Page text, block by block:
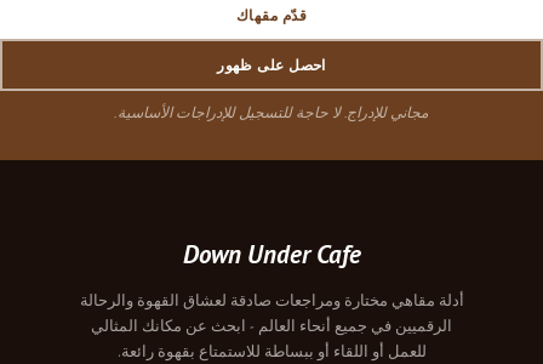
قدّم مقهاك
احصل على ظهور
مجاني للإدراج. لا حاجة للتسجيل للإدراجات الأساسية.
Down Under Cafe
أدلة مقاهي مختارة ومراجعات صادقة لعشاق القهوة والرحالة
الرقميين في جميع أنحاء العالم - ابحث عن مكانك المثالي
للعمل أو اللقاء أو ببساطة للاستمتاع بقهوة رائعة.